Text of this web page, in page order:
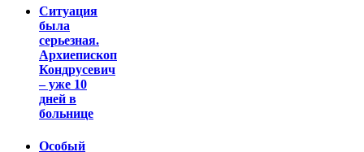
Ситуация
была
серьезная.
Архиепископ
Кондрусевич
– уже 10
дней в
больнице
Особый